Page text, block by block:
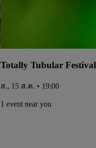
Totally Tubular Festival
ส., 15 ส.ค. • 19:00
1 event near you